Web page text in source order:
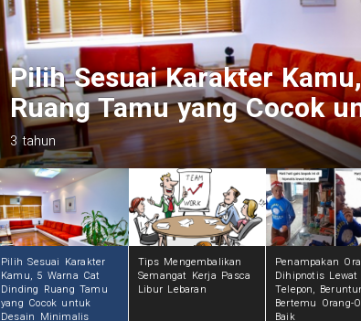
Tips Mengembalikan
Lebaran
3 tahun
Pilih Sesuai Karakter
Kamu, 5 Warna Cat
Dinding Ruang Tamu
yang Cocok untuk
Desain Minimalis
Tips Mengembalikan
Semangat Kerja Pasca
Libur Lebaran
Penampakan
Dihipnotis Lewat
Telepon,
Bertemu Orang-
Baik